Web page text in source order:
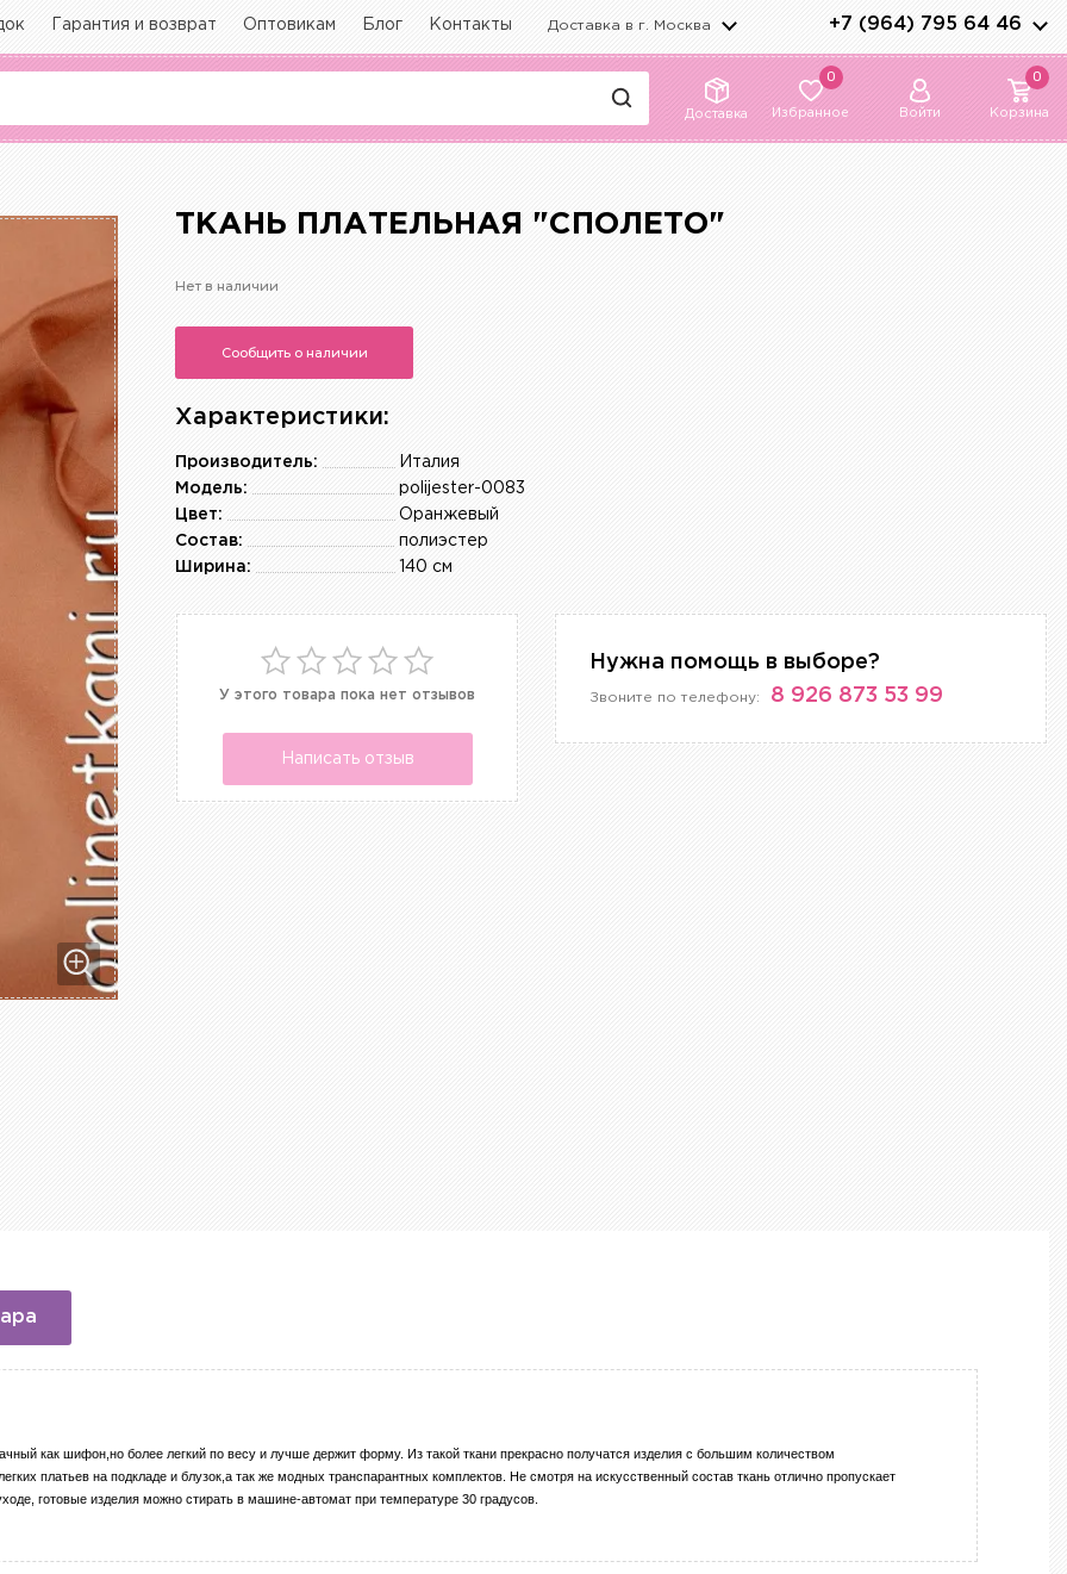
Гарантия и возврат Оптовикам Блог Контакты Доставка в г. Москва +7 (964) 795 64 46
Доставка
0
Избранное Войти
0
Корзина
ТКАНЬ ПЛАТЕЛЬНАЯ "СПОЛЕТО"
Нет в наличии
Сообщить о наличии
Характеристики:
Италия
Производитель:
polijester-0083
Модель:
Оранжевый
Цвет:
полиэстер
Состав:
140 см
Ширина:
У этого товара пока нет отзывов
Написать отзыв
Нужна помощь в выборе?
Звоните по телефону: 8 926 873 53 99
как шифон,но более легкий по весу и лучше держит форму. Из такой ткани прекрасно получатся изделия с большим количеством
платьев на подкладе и блузок,а так же модных транспарантных комплектов. Не смотря на искусственный состав ткань отлично пропускает
готовые изделия можно стирать в машине-автомат при температуре 30 градусов.